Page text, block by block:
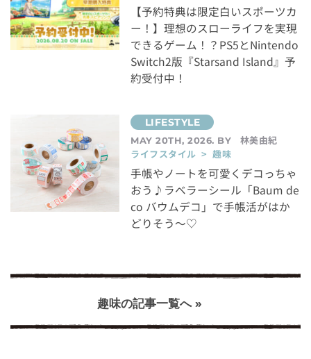
【予約特典は限定白いスポーツカ
ー！】理想のスローライフを実現
できるゲーム！？PS5とNintendo
Switch2版『Starsand Island』予
約受付中！
MAY 20TH, 2026. BY
林美由紀
ライフスタイル > 趣味
手帳やノートを可愛くデコっちゃ
おう♪ラベラーシール「Baum de
co バウムデコ」で手帳活がはか
どりそう～♡
趣味の記事一覧へ »